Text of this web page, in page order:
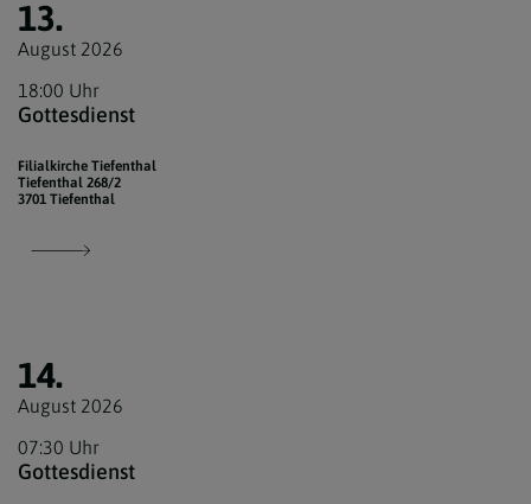
13.
August 2026
18:00 Uhr
Gottesdienst
Filialkirche Tiefenthal
Tiefenthal 268/2
3701 Tiefenthal
14.
August 2026
07:30 Uhr
Gottesdienst